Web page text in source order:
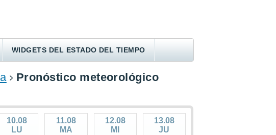
WIDGETS DEL ESTADO DEL TIEMPO
Pronóstico meteorológico
10.08
LU
11.08
MA
12.08
MI
13.08
JU